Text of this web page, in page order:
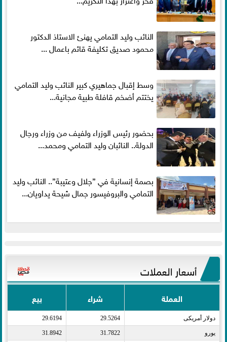
النائب وليد التمامي يهنئ الاستاذ الدكتور
محمود صديق تكليفة قائم باعمال ...
وسط إقبال جماهيري كبير النائب وليد التمامي
يختتم أضخم قافلة طبية مجانية...
بحضور رئيس الوزراء ولفيف من وزراء ورجال
الدولة.. النائبان وليد التمامي ومحمد...
بصمة إنسانية في ”جلال وعتيبة”.. النائب وليد
التمامي والبروفيسور جمال شيحة يداويان...
أسعار العملات
العملة شراء بيع
دولار أمريكى​ 29.5264
29.6194
يورو​ 31.7822
31.8942